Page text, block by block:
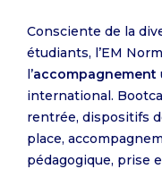
Consciente de la
étudiants, l’EM
l’accompagnement
international.
rentrée, dispositifs
place,
pédagogique, prise